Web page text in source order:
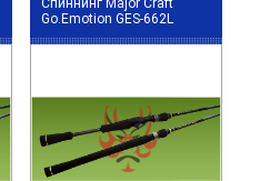
Go.Emotion GES-662L